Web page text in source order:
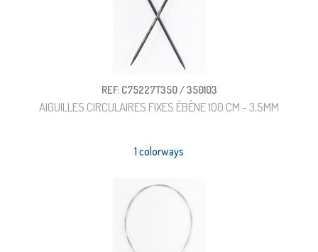
REF: C75227T350 / 350103
AIGUILLES CIRCULAIRES FIXES ÉBÈNE 100 CM - 3,5MM
1 colorways